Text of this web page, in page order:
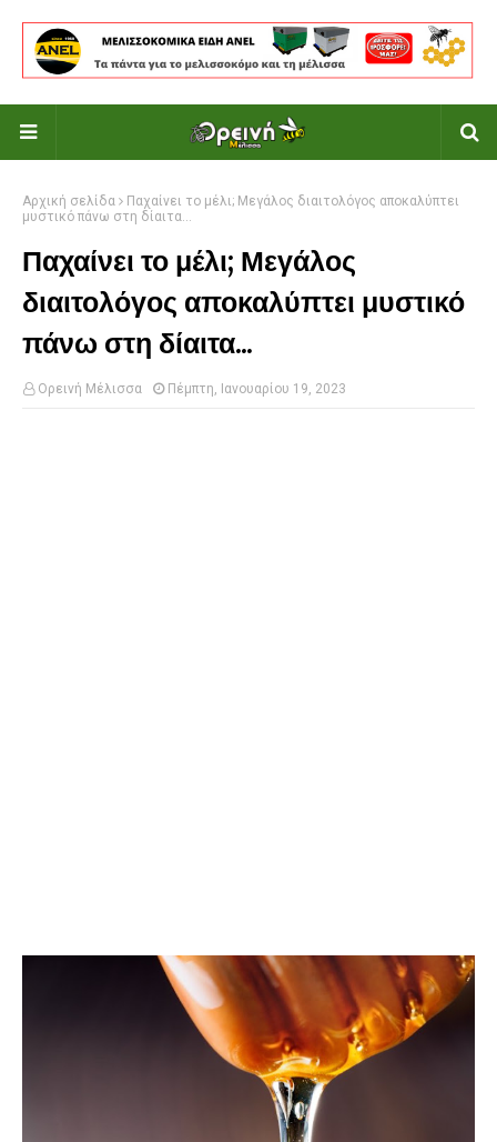
Αρχική σελίδα
Παχαίνει το μέλι; Μεγάλος διαιτολόγος αποκαλύπτει
μυστικό πάνω στη δίαιτα...
Παχαίνει το μέλι; Μεγάλος
διαιτολόγος αποκαλύπτει μυστικό
πάνω στη δίαιτα...
Ορεινή Μέλισσα Πέμπτη, Ιανουαρίου 19, 2023